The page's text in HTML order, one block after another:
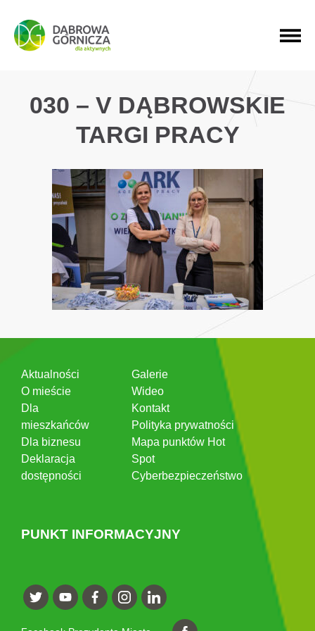
PRZEJDŹ DO MENU GŁÓWNEGO
PRZEJDŹ DO WYSZUKIWARKI
PRZEJDŹ DO TREŚCI
030 – V DĄBROWSKIE
TARGI PRACY
Aktualności
O mieście
Dla
mieszkańców
Dla biznesu
Deklaracja
dostępności
Galerie
Wideo
Kontakt
Polityka prywatności
Mapa punktów Hot
Spot
Cyberbezpieczeństwo
PUNKT INFORMACYJNY